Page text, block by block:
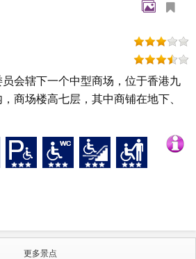
会辖下一个中型商场，位于香港九
商场楼高七层，其中商铺在地下、
更多景点